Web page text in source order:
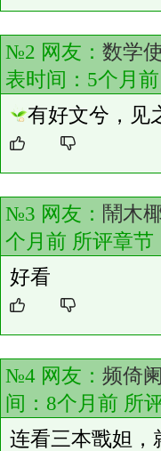
№2 网友： 数学
表时间：5个月前
有好文兮，见
№3 网友： 鬧木
个月前 所评章节
好看
№4 网友： 频倚
间：8个月前 所
连看三本戬妲，